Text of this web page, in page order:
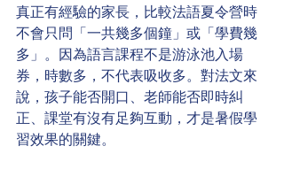
真正有經驗的家長，比較法語夏令營時
不會只問「一共幾多個鐘」或「學費幾
多」。因為語言課程不是游泳池入場
券，時數多，不代表吸收多。對法文來
說，孩子能否開口、老師能否即時糾
正、課堂有沒有足夠互動，才是暑假學
習效果的關鍵。